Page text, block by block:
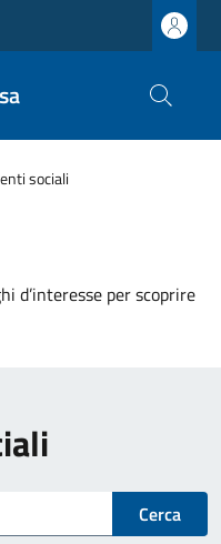
sociali
d’interesse per scoprire
Cerca